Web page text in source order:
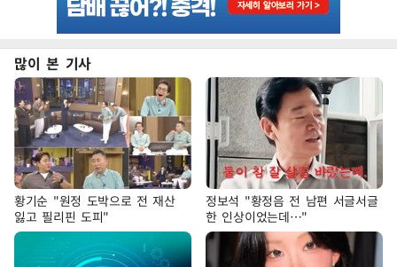
많이 본 기사
황기순 "원정 도박으로 전 재산
잃고 필리핀 도피"
정보석 "황정음 전 남편 서글서글
한 인상이었는데…"